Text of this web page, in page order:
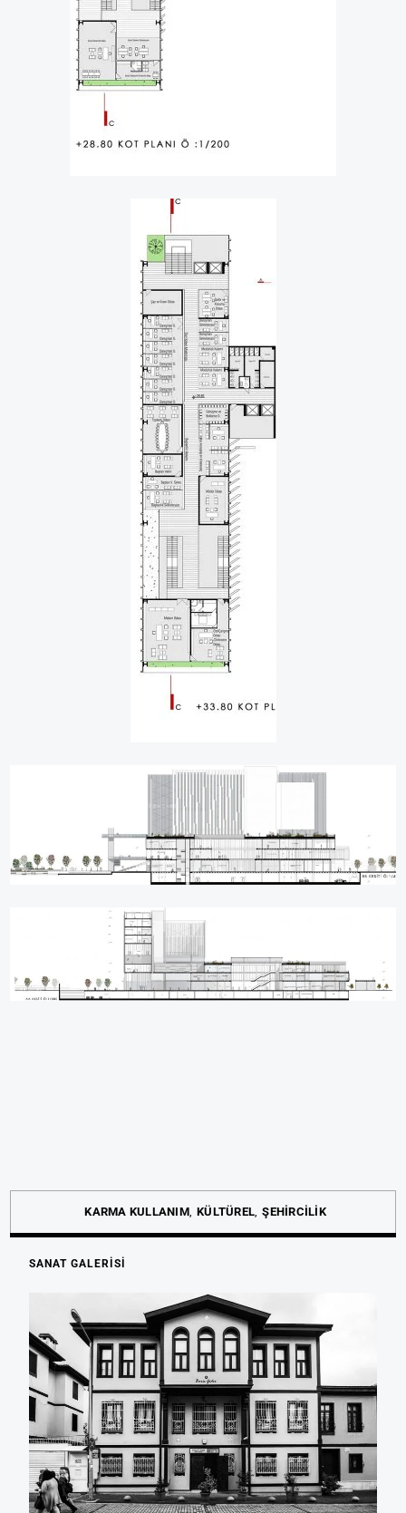
KARMA KULLANIM KÜLTÜREL ŞEHİRCİLİK
SANAT GALERİSİ